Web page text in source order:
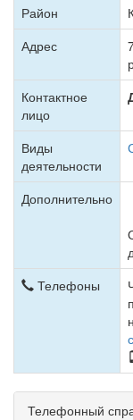
Район
Адрес
Контактное
лицо
Виды
деятельности
Дополнительно
Телефоны
Телефонный